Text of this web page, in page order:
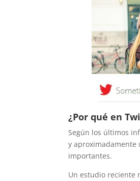
¿Por qué en
Según los últimos
y aproximadamente
importantes.
Un estudio reciente